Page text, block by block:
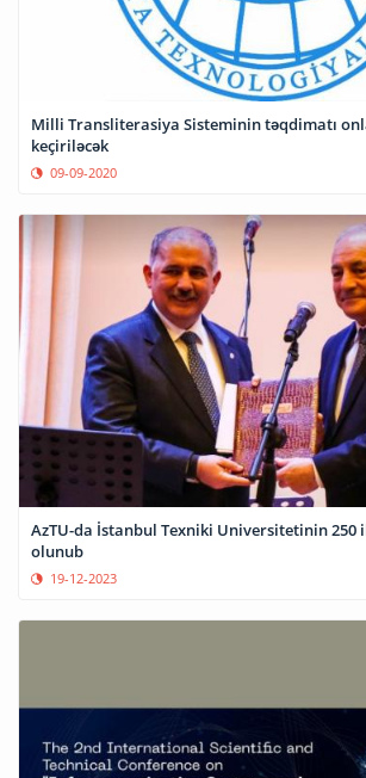
Milli Transliterasiya Sisteminin təqdimatı
keçiriləcək
09-09-2020
AzTU-da İstanbul Texniki Universitetinin 250
olunub
19-12-2023